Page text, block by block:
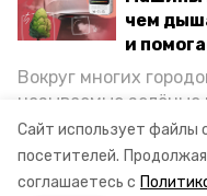
Сайт использует файлы
посетителей.
соглашаетесь с
чем
и
Вокруг многих
называемые зелёные
снижающие
газов на атмосферу.
постоянно растущим
спровоцировал
которого тоже
человека.
Фото: УГИБДД